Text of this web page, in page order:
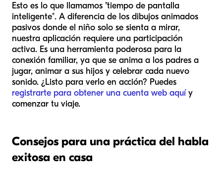
Esto es lo que llamamos "tiempo de pantalla
inteligente". A diferencia de los dibujos animados
pasivos donde el niño solo se sienta a mirar,
nuestra aplicación requiere una participación
activa. Es una herramienta poderosa para la
conexión familiar, ya que se anima a los padres a
jugar, animar a sus hijos y celebrar cada nuevo
sonido. ¿Listo para verlo en acción? Puedes
registrarte para obtener una cuenta web aquíy
comenzar tu viaje.
Consejos para una práctica del habla
exitosa en casa